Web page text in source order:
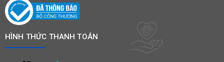
HÌNH THỨC THANH TOÁN